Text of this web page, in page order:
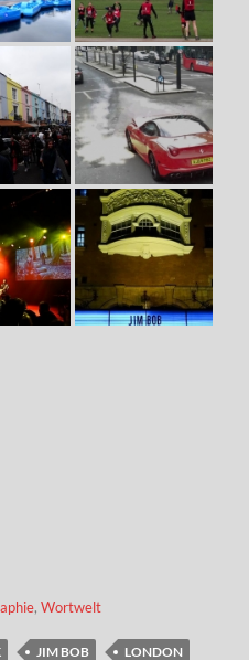
,Wortwelt
JIM BOB LONDON